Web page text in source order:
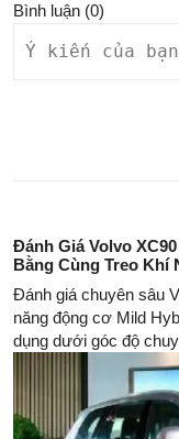
Bình luận (0)
Đánh Giá Volvo
Bằng Cùng Treo Khí
Đánh giá chuyên sâu
năng động cơ Mild
dụng dưới góc độ